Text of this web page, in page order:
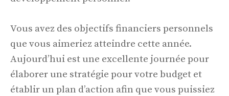
Vous avez des objectifs financiers personnels
que vous aimeriez atteindre cette année.
Aujourd’hui est une excellente journée pour
élaborer une stratégie pour votre budget et
établir un plan d’action afin que vous puissiez